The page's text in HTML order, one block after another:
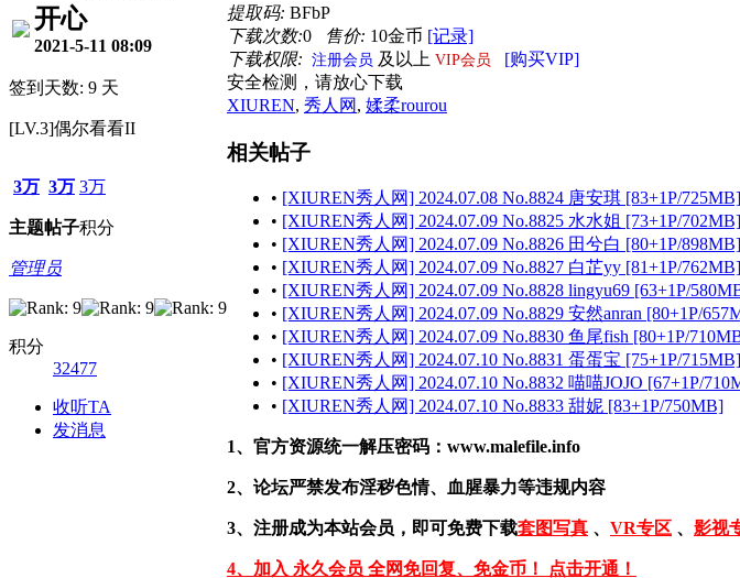
开心
2021-5-11 08:09
签到天数: 9 天
[LV.3]偶尔看看II
3万
主题
3万
帖子
3万
积分
管理员
积分
32477
收听TA
发消息
提取码: BFbP
下载次数:0 售价: 10金币 [记录]
下载权限: 注册会员 及以上 VIP会员
[购买VIP]
安全检测，请放心下载
XIUREN, 秀人网 , 媃柔rourou
相关帖子
• [XIUREN秀人网] 2024.07.08 No.8824 唐安琪 [83+1P/725MB]
• [XIUREN秀人网] 2024.07.09 No.8825 水水姐 [73+1P/702MB]
• [XIUREN秀人网] 2024.07.09 No.8826 田兮白 [80+1P/898MB]
• [XIUREN秀人网] 2024.07.09 No.8827 白芷yy [81+1P/762MB]
• [XIUREN秀人网] 2024.07.09 No.8828 lingyu69 [63+1P/
• [XIUREN秀人网] 2024.07.09 No.8829 安然anran [80+1P/
• [XIUREN秀人网] 2024.07.09 No.8830 鱼尾fish [80+1P/
• [XIUREN秀人网] 2024.07.10 No.8831 蛋蛋宝 [75+1P/715MB]
• [XIUREN秀人网] 2024.07.10 No.8832 喵喵JOJO [67+1P/
• [XIUREN秀人网] 2024.07.10 No.8833 甜妮 [83+1P/750MB]
1、官方资源统一解压密码：www.malefile.info
2、论坛严禁发布淫秽色情、血腥暴力等违规内容
3、注册成为本站会员，即可免费下载套图写真 、 VR专区 、 影视
4、加入 永久会员 全网免回复、免金币！ 点击开通！